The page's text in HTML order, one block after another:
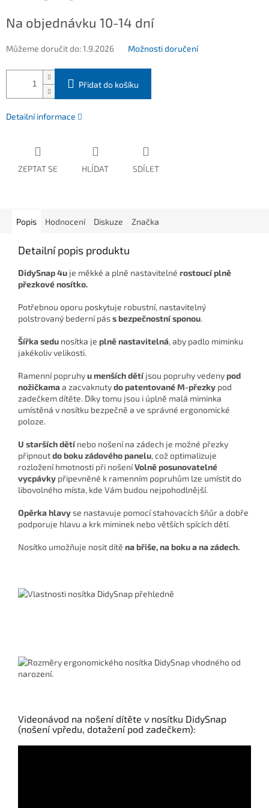
cena:
Na objednávku 10-14 dní
Můžeme doručit do:1.9.2026 Možnosti doručení
Přidat do košíku
Detailní informace
ZEPTAT SE HLÍDAT SDÍLET
Popis Hodnocení Diskuze Značka
Detailní popis produktu
DidySnap 4u je měkké a plně nastavitelné rostoucí plně
přezkové nosítko.
Potřebnou oporu poskytuje robustní, nastavitelný
polstrovaný bederní páss bezpečnostní sponou.
Šířka sedu nosítka je plně nastavitelná, aby padlo miminku
jakékoliv velikosti.
Ramenní popruhyumenších dětíjsou popruhy vedenypod
nožičkamaa zacvaknutydo patentované M-přezky pod
zadečkem dítěte. Díky tomu jsou i úplně malá miminka
umístěná v nosítku bezpečně a ve správné ergonomické
poloze.
U starších dětínebo nošení na zádech je možné přezky
připnoutdo boku zádového panelu, což optimalizuje
rozložení hmotnosti při nošeníVolně posunovatelné
vycpávky připevněné k ramenním popruhům lze umístit do
libovolného místa, kde Vám budou nejpohodlnější.
Opěrka hlavyse nastavuje pomocí stahovacích šňůr a dobře
podporuje hlavu a krk miminek nebo větších spících dětí.
Nosítko umožňuje nosit dítě na břiše, na boku a na zádech.
Videonávod na nošení dítěte v nosítku DidySnap
(nošení vpředu, dotažení pod zadečkem):